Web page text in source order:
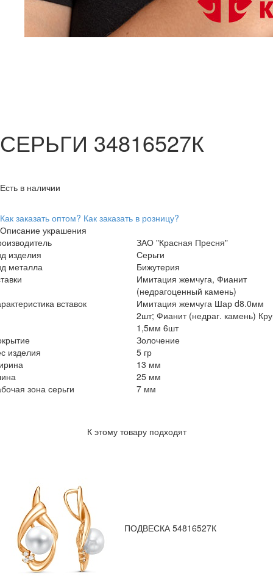
СЕРЬГИ 34816527К
Есть в наличии
Как заказать оптом? Как заказать в розницу?
Описание украшения
ЗАО "Красная Пресня"
изделия
Серьги
металла
Бижутерия
Имитация жемчуга, Фианит
(недрагоценный камень)
вставок
Имитация жемчуга Шар d8.0мм
2шт; Фианит (недраг. камень)
1,5мм 6шт
Золочение
изделия
5 гр
13 мм
25 мм
зона серьги
7 мм
К этому товару подходят
ПОДВЕСКА 54816527К